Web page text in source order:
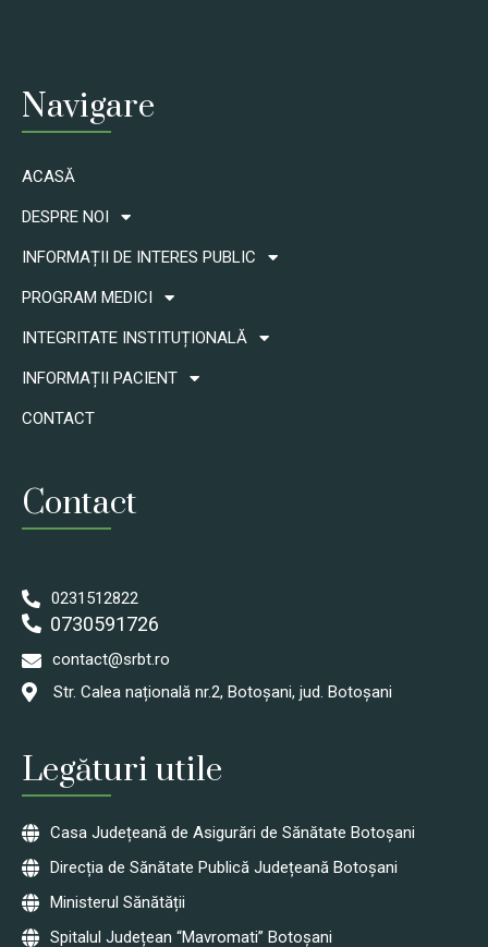
Navigare
ACASĂ
DESPRE NOI
INFORMAȚII DE INTERES PUBLIC
PROGRAM MEDICI
INTEGRITATE INSTITUȚIONALĂ
INFORMAȚII PACIENT
CONTACT
Contact
0231512822
0730591726
contact@srbt.ro
Str. Calea națională nr.2, Botoșani, jud. Botoșani
Legături utile
Casa Județeană de Asigurări de Sănătate Botoșani
Direcția de Sănătate Publică Județeană Botoșani
Ministerul Sănătății
Spitalul Județean “Mavromati” Botoșani